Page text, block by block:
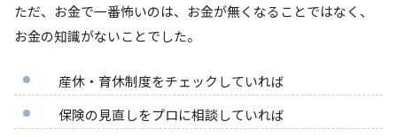
ただ、お金で一番怖いのは、お金が無くなることではなく、
お金の知識がないことでした。
産休・育休制度をチェックしていれば
保険の見直しをプロに相談していれば